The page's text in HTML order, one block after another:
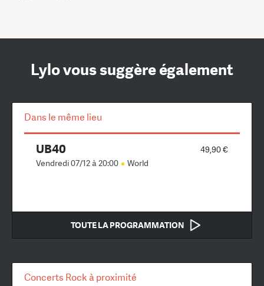
Lylo vous suggère également
Dans le même lieu
49,90 €
UB40
Vendredi 07/12 à 20:00 World
TOUTE LA PROGRAMMATION
Concerts Rock à proximité